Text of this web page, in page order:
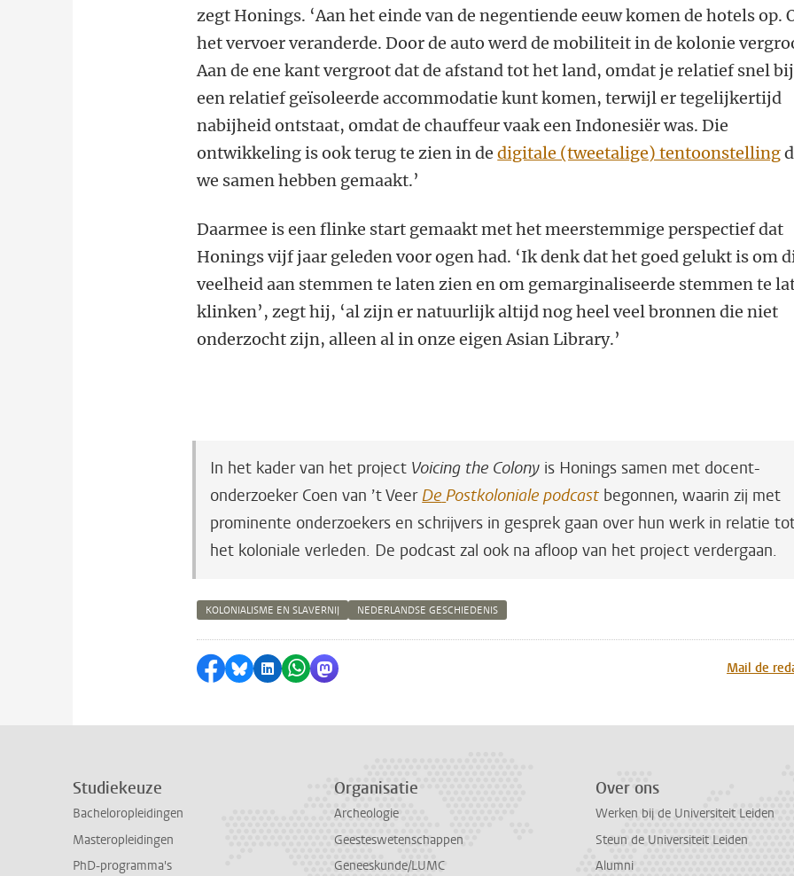
zegt Honings. ‘Aan het einde van de negentiende eeuw komen de hotels op.
het vervoer veranderde. Door de auto werd de mobiliteit in de kolonie
Aan de ene kant vergroot dat de afstand tot het land, omdat je relatief snel bij
een relatief geïsoleerde accommodatie kunt komen, terwijl er tegelijkertijd
nabijheid ontstaat, omdat de chauffeur vaak een Indonesiër was. Die
ontwikkeling is ook terug te zien in dedigitale (tweetalige) tentoonstelling
we samen hebben gemaakt.’
Daarmee is een flinke start gemaakt met het meerstemmige perspectief dat
Honings vijf jaar geleden voor ogen had. ‘Ik denk dat het goed gelukt is om
veelheid aan stemmen te laten zien en om gemarginaliseerde stemmen te
klinken’, zegt hij, ‘al zijn er natuurlijk altijd nog heel veel bronnen die niet
onderzocht zijn, alleen al in onze eigen Asian Library.’
In het kader van het project Voicing the Colony is Honings samen met docent-
onderzoeker Coen van ’t Veer De Postkoloniale podcast begonnen,waarin zij met
prominente onderzoekers en schrijvers in gesprek gaan over hun werk in relatie
het koloniale verleden. De podcast zal ook na afloop van het project verdergaan.
KOLONIALISME EN SLAVERNIJ NEDERLANDSE GESCHIEDENIS
Delen op Facebook
Delen via Bluesky
Delen op LinkedIn
Delen via WhatsApp
Delen via Mastodon Mail de
Studiekeuze
Bacheloropleidingen
Masteropleidingen
PhD-programma's
Organisatie
Archeologie
Geesteswetenschappen
Geneeskunde/LUMC
Over ons
Werken bij de Universiteit Leiden
Steun de Universiteit Leiden
Alumni